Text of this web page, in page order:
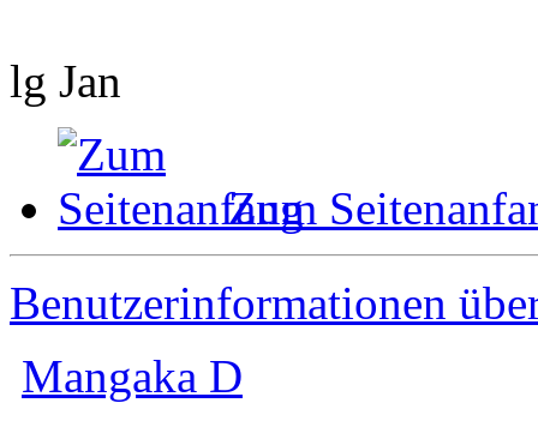
lg Jan
Zum
Benutzerinformationen
Mangaka D